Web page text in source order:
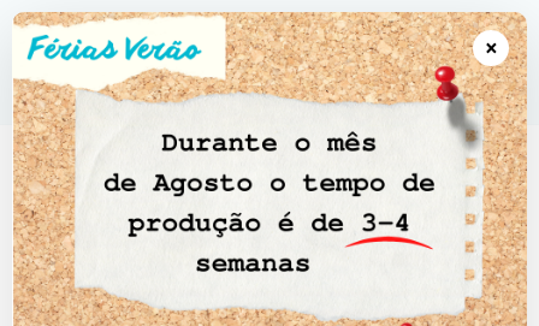
●●● Artigos Personalizados 5-10 dias úteis • Portes Gratuitos
encomendas a partir de 100€ • CTT EXPRESSO Portugal continental CTT
Registado Ilhas; Açores & Madeira ●●●
×